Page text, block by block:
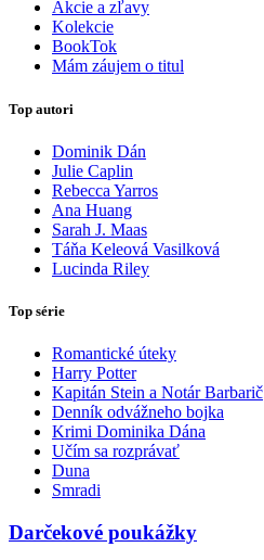
Akcie a zľavy
Kolekcie
BookTok
Mám záujem o titul
Top autori
Dominik Dán
Julie Caplin
Rebecca Yarros
Ana Huang
Sarah J. Maas
Táňa Keleová Vasilková
Lucinda Riley
Top série
Romantické úteky
Harry Potter
Kapitán Stein a Notár Barbarič
Denník odvážneho bojka
Krimi Dominika Dána
Učím sa rozprávať
Duna
Smradi
Darčekové poukážky